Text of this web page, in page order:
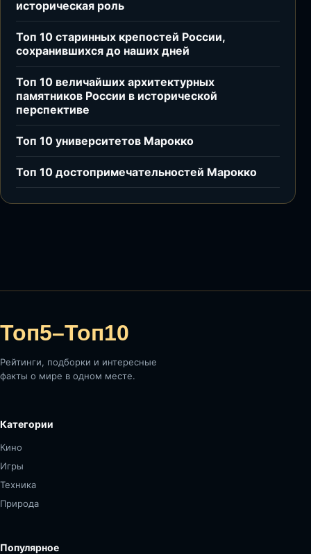
историческая роль
Топ 10 старинных крепостей России,
сохранившихся до наших дней
Топ 10 величайших архитектурных
памятников России в исторической
перспективе
Топ 10 университетов Марокко
Топ 10 достопримечательностей Марокко
Топ5–Топ10
Рейтинги, подборки и интересные
факты о мире в одном месте.
Категории
Кино
Игры
Техника
Природа
Популярное